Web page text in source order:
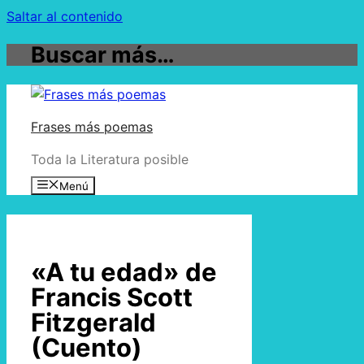
Saltar al contenido
Buscar más…
Frases más poemas
Toda la Literatura posible
Menú
«A tu edad» de
Francis Scott
Fitzgerald
(Cuento)